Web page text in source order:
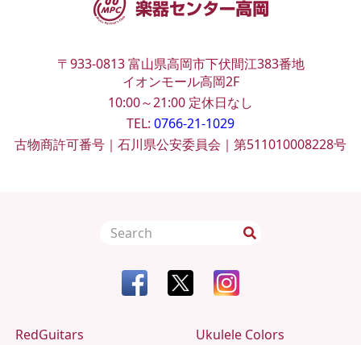
〒933-0813 富山県高岡市下伏間江383番地
イオンモール高岡2F
10:00～21:00 定休日なし
TEL: 0766-21-1029
古物商許可番号｜石川県公安委員会｜第511010008228号
RedGuitars Ukulele Colors